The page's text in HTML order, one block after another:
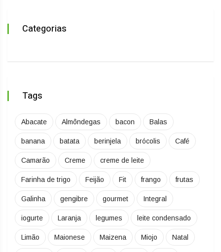
Categorias
Tags
Abacate Almôndegas bacon Balas
banana batata berinjela brócolis Café
Camarão Creme creme de leite
Farinha de trigo Feijão Fit frango frutas
Galinha gengibre gourmet Integral
iogurte Laranja legumes leite condensado
Limão Maionese Maizena Miojo Natal